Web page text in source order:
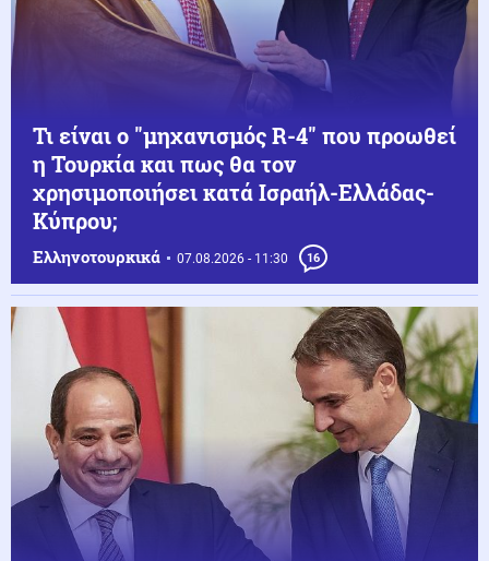
Ελληνοτουρκικά 07.08.2026 - 11:30 16
Τι είναι ο "μηχανισμός R-4" που προωθεί
η Τουρκία και πως θα τον
χρησιμοποιήσει κατά Ισραήλ-Ελλάδας-
Κύπρου;